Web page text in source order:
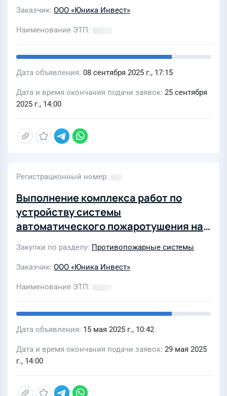
Заказчик ООО «Юника Инвест»
Наименование ЭТП
Дата объявления 08 сентября 2025 г., 17:15
Дата и время окончания подачи заявок 25 сентября
2025 г., 14:00
Регистрационный номер
Выполнение комплекса работ по
устройству системы
автоматического пожаротушения на
Новгород (2-я очередь)
Закупки по разделу Противопожарные системы
Заказчик ООО «Юника Инвест»
Наименование ЭТП
Дата объявления 15 мая 2025 г., 10:42
Дата и время окончания подачи заявок 29 мая 2025
г., 14:00